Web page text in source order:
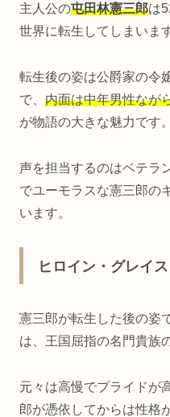
主人公の屯田林憲三郎は
世界に転生してしまいます
転生後の姿は公爵家の令
で、 内面は中年男性なが
が物語の大きな魅力です。
声を担当するのはベテラ
でユーモラスな憲三郎の
います。
ヒロイン・グレイ
憲三郎が転生した後の姿
は、王国屈指の名門貴族
元々は高慢でプライドが
郎が憑依してからは性格